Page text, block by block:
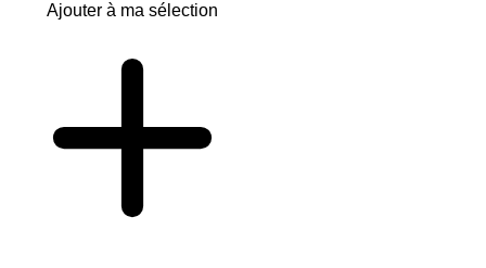
Ajouter à ma sélection